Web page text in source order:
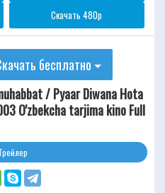
Скачать 480p
бесплатно
/ Pyaar Diwana Hota
O'zbekcha tarjima kino Full